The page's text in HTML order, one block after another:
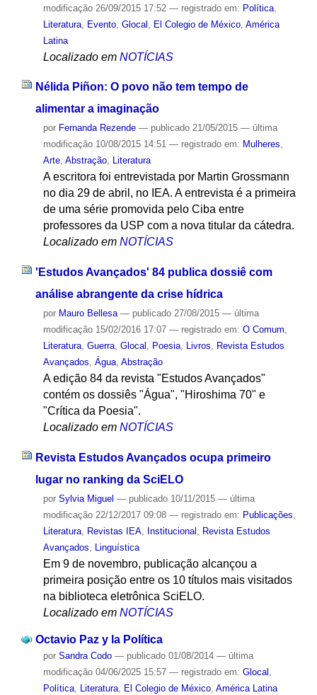
modificação26/09/2015 17:52 — registrado em: Política,
Literatura, Evento, Glocal El Colegio de México, América
Latina
Localizado em NOTÍCIAS
Nélida Piñon: O povo não tem tempo de
alimentar a imaginação
por Fernanda Rezende — publicado21/05/2015 — última
modificação10/08/2015 14:51 — registrado em: Mulheres,
Arte, Abstração, Literatura
A escritora foi entrevistada por Martin Grossmann
no dia 29 de abril, no IEA. A entrevista é a primeira
de uma série promovida pelo Ciba entre
professores da USP com a nova titular da cátedra.
Localizado em NOTÍCIAS
'Estudos Avançados' 84 publica dossiê com
análise abrangente da crise hídrica
por Mauro Bellesa — publicado27/08/2015 — última
modificação15/02/2016 17:07 — registrado em: O Comum,
Literatura, Guerra, Glocal , Poesia, Livros, Revista Estudos
Avançados, Água, Abstração
A edição 84 da revista "Estudos Avançados"
contém os dossiês "Água", "Hiroshima 70" e
"Crítica da Poesia".
Localizado em NOTÍCIAS
Revista Estudos Avançados ocupa primeiro
lugar no ranking da SciELO
por Sylvia Miguel — publicado10/11/2015 — última
modificação22/12/2017 09:08 — registrado em: Publicações
Literatura, Revistas IEA, Institucional
Revista Estudos
Avançados
Linguística
Em 9 de novembro, publicação alcançou a
primeira posição entre os 10 títulos mais visitados
na biblioteca eletrônica SciELO.
Localizado em NOTÍCIAS
Octavio Paz y la Política
por Sandra Codo — publicado01/08/2014 — última
modificação04/06/2025 15:57 — registrado em: Glocal ,
Política, Literatura, El Colegio de México, América Latina